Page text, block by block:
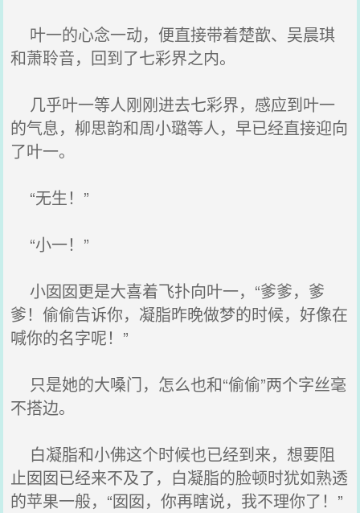
叶一的心念一动，便直接带着楚歆、吴晨琪
和萧聆音，回到了七彩界之内。
几乎叶一等人刚刚进去七彩界，感应到叶一
的气息，柳思韵和周小璐等人，早已经直接迎向
了叶一。
“无生！”
“小一！”
小囡囡更是大喜着飞扑向叶一，“爹爹，爹
爹！偷偷告诉你，凝脂昨晚做梦的时候，好像在
喊你的名字呢！”
只是她的大嗓门，怎么也和“偷偷”两个字丝毫
不搭边。
白凝脂和小佛这个时候也已经到来，想要阻
止囡囡已经来不及了，白凝脂的脸顿时犹如熟透
的苹果一般，“囡囡，你再瞎说，我不理你了！”